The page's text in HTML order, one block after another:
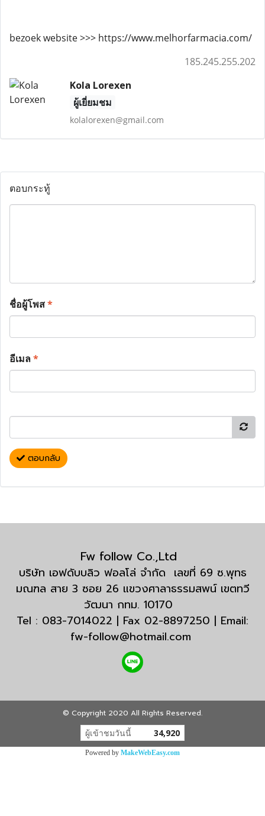
bezoek website >>> https://www.melhorfarmacia.com/
185.245.255.202
Kola Lorexen
ผู้เยี่ยมชม
kolalorexen@gmail.com
ตอบกระทู้
ชื่อผู้โพส*
อีเมล*
ตอบกลับ
Fw follow Co.,Ltd
บริษัท เอฟดับบลิว ฟอลโล่ จำกัด เลขที่ 69 ซ.พุทธ
มณฑล สาย 3 ซอย 26 แขวงศาลาธรรมสพน์ เขตทวี
วัฒนา กทม. 10170
Tel : 083-7014022 | Fax 02-8897250 | Email:
fw-follow@hotmail.com
© Copyright 2020 All Rights Reserved.
ผู้เข้าชมวันนี้ 34,920
Powered by MakeWebEasy.com